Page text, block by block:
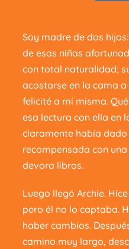
Soy madre de dos
de esas niñas
con total naturalidad;
acostarse en la cama a
felicité a mí misma.
esa lectura con ella en
claramente había
recompensada con
devora libros.
Luego llegó Archie.
pero él no lo captaba.
haber cambios.
camino muy largo,